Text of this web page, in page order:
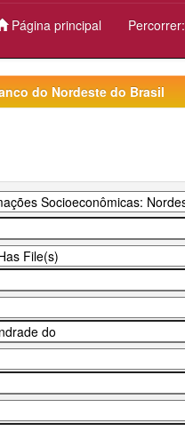
Página principal Percorrer:
do Nordeste do Brasil